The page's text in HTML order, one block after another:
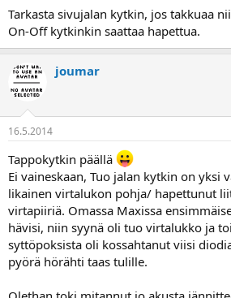
Tarkasta sivujalan kytkin, jos takkuaa
On-Off kytkinkin saattaa hapettua.
joumar
16.5.2014
Tappokytkin päällä
Ei vaineskaan, Tuo jalan kytkin on yksi
likainen virtalukon pohja/ hapettunut
virtapiiriä. Omassa Maxissa
hävisi, niin syynä oli tuo virtalukko ja
syttöpoksista oli kossahtanut viisi
pyörä hörähti taas tulille.